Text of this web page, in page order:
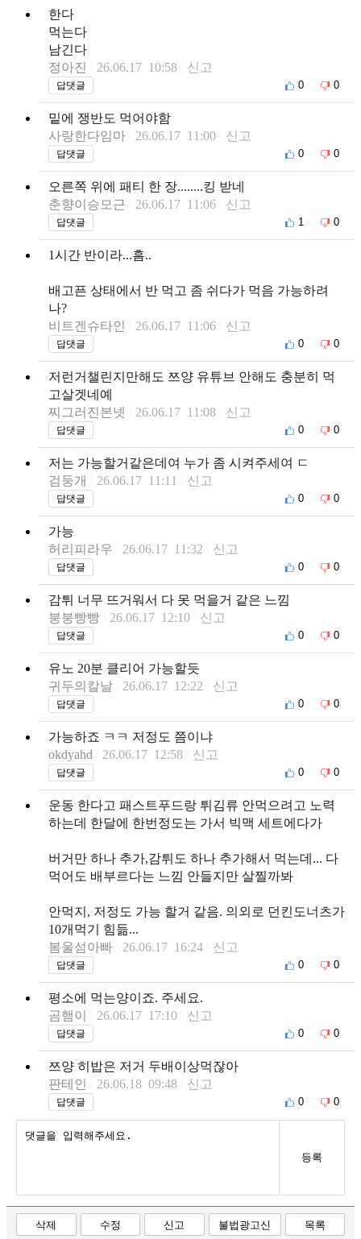
한다
먹는다
남긴다
정아진
26.06.17 10:58 신고
답댓글 0 0
밑에 쟁반도 먹어야함
사랑한다임마
26.06.17 11:00 신고
답댓글 0 0
오른쪽 위에 패티 한 장........킹 받네
춘향이승모근
26.06.17 11:06 신고
답댓글 1 0
1시간 반이라...흠..
배고픈 상태에서 반 먹고 좀 쉬다가 먹음 가능하려
나?
비트겐슈타인
26.06.17 11:06 신고
답댓글 0 0
저런거챌린지만해도 쯔양 유튜브 안해도 충분히 먹
고살겟네예
찌그러진본넷
26.06.17 11:08 신고
답댓글 0 0
저는 가능할거같은데여 누가 좀 시켜주세여 ㄷ
검둥개
26.06.17 11:11 신고
답댓글 0 0
가능
허리피라우
26.06.17 11:32 신고
답댓글 0 0
감튀 너무 뜨거워서 다 못 먹을거 같은 느낌
붕붕빵빵
26.06.17 12:10 신고
답댓글 0 0
유노 20분 클리어 가능할듯
귀두의칼날
26.06.17 12:22 신고
답댓글 0 0
가능하죠 ㅋㅋ 저정도 쯤이냐
okdyahd
26.06.17 12:58 신고
답댓글 0 0
운동 한다고 패스트푸드랑 튀김류 안먹으려고 노력
하는데 한달에 한번정도는 가서 빅맥 세트에다가
버거만 하나 추가,감튀도 하나 추가해서 먹는데... 다
먹어도 배부르다는 느낌 안들지만 살찔까봐
안먹지, 저정도 가능 할거 같음. 의외로 던킨도너츠가
10개먹기 힘듦...
봄울섬아빠
26.06.17 16:24 신고
답댓글 0 0
평소에 먹는양이죠. 주세요.
곰햄이
26.06.17 17:10 신고
답댓글 0 0
쯔양 히밥은 저거 두배이상먹잖아
판테인
26.06.18 09:48 신고
답댓글 0 0
등록
삭제 수정 신고 불법광고신 목록